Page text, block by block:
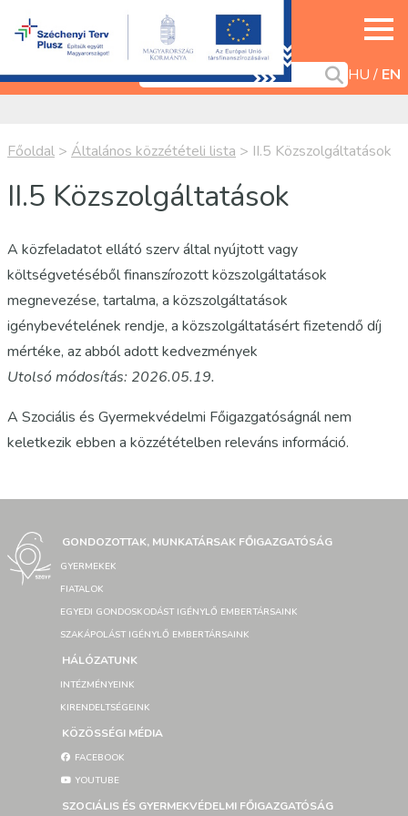
HU EN
Főoldal > Általános közzétételi lista > II.5 Közszolgáltatások
II.5 Közszolgáltatások
A közfeladatot ellátó szerv által nyújtott vagy
költségvetéséből finanszírozott közszolgáltatások
megnevezése, tartalma, a közszolgáltatások
igénybevételének rendje, a közszolgáltatásért fizetendő díj
mértéke, az abból adott kedvezmények
Utolsó módosítás: 2026.05.19.
A Szociális és Gyermekvédelmi Főigazgatóságnál nem
keletkezik ebben a közzétételben releváns információ.
GONDOZOTTAK, MUNKATÁRSAK FŐIGAZGATÓSÁG
GYERMEKEK
FIATALOK
EGYEDI GONDOSKODÁST IGÉNYLŐ EMBERTÁRSAINK
SZAKÁPOLÁST IGÉNYLŐ EMBERTÁRSAINK
HÁLÓZATUNK
INTÉZMÉNYEINK
KIRENDELTSÉGEINK
KÖZÖSSÉGI MÉDIA
FACEBOOK
YOUTUBE
SZOCIÁLIS ÉS GYERMEKVÉDELMI FŐIGAZGATÓSÁG